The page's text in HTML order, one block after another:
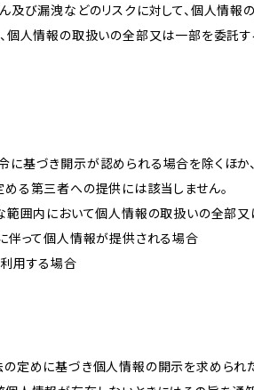
及び漏洩などのリスクに対して、個人情
、個人情報の取扱いの全部又は一部を委託
に基づき開示が認められる場合を除くほ
める第三者への提供には該当しません。
範囲内において個人情報の取扱いの全部
伴って個人情報が提供される場合
用する場合
の定めに基づき個人情報の開示を求められ